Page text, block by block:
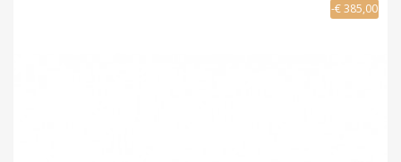
-€ 385,00